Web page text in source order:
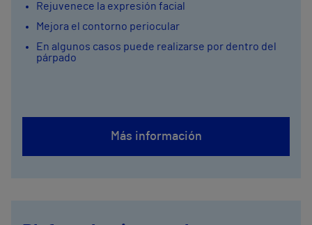
Rejuvenece la expresión facial
Mejora el contorno periocular
En algunos casos puede realizarse por dentro del
párpado
Más información